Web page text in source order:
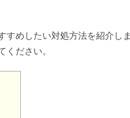
すめしたい対処方法を紹介し
ださい。